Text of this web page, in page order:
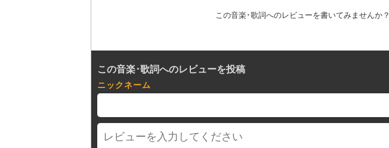
この音楽･歌詞へのレビューを書いてみませんか？
この音楽･歌詞へのレビューを投稿
ニックネーム